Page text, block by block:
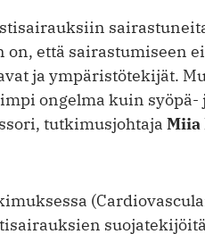
että sairastumiseen
ja ympäristötekijät.
ongelma kuin
tutkimusjohtaja Miia